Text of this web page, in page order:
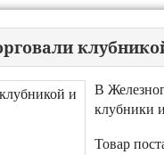
В
клубники
Товар